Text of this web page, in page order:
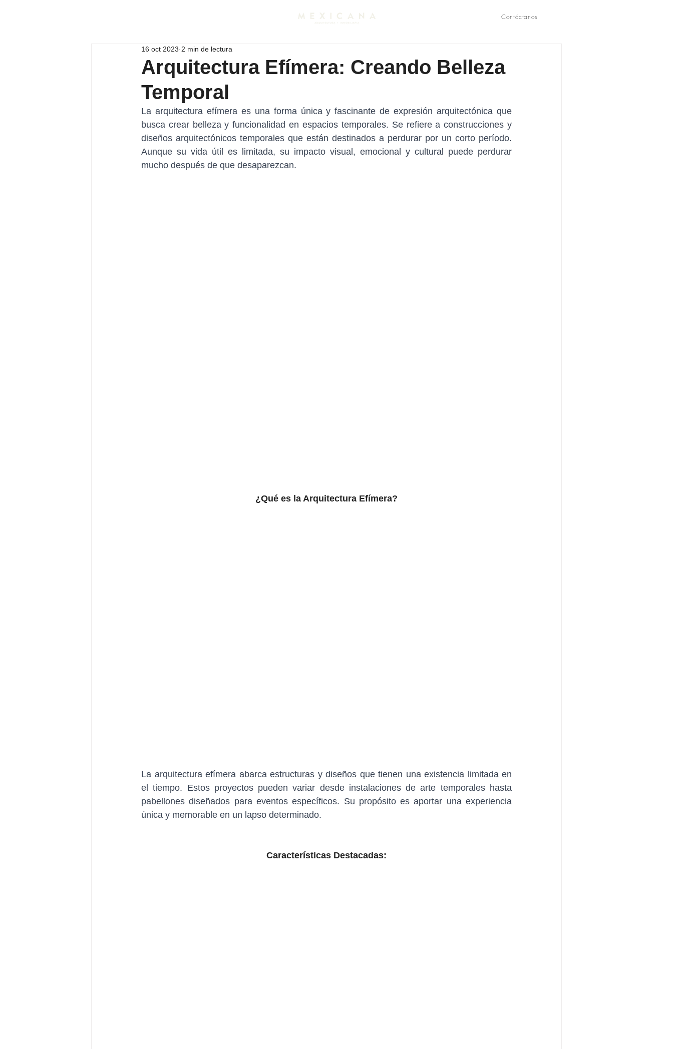
Contáctanos
Arquitectura Efímera: Creando Belleza
Temporal
16 oct 2023 2 min de lectura
La arquitectura efímera es una forma única y fascinante de expresión arquitectónica que
busca crear belleza y funcionalidad en espacios temporales. Se refiere a construcciones y
diseños arquitectónicos temporales que están destinados a perdurar por un corto período.
Aunque su vida útil es limitada, su impacto visual, emocional y cultural puede perdurar
mucho después de que desaparezcan.
¿Qué es la Arquitectura Efímera?
La arquitectura efímera abarca estructuras y diseños que tienen una existencia limitada en
el tiempo. Estos proyectos pueden variar desde instalaciones de arte temporales hasta
pabellones diseñados para eventos específicos. Su propósito es aportar una experiencia
única y memorable en un lapso determinado.
Características Destacadas: